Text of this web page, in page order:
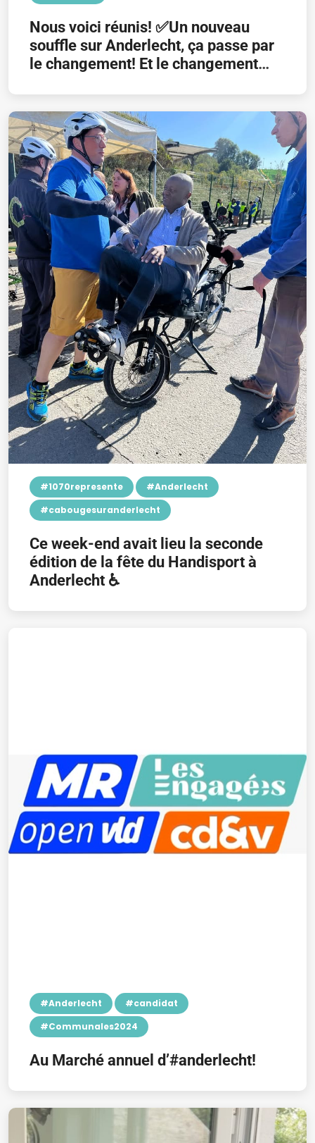
Nous voici réunis! ✅Un nouveau
souffle sur Anderlecht, ça passe par
le changement! Et le changement
#1070represente
#Anderlecht
#cabougesuranderlecht
Ce week-end avait lieu la seconde
édition de la fête du Handisport à
Anderlecht ♿
#Anderlecht
#candidat
#Communales2024
Au Marché annuel d’#anderlecht!